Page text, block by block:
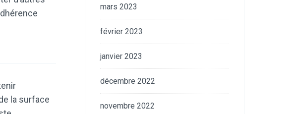
la surface
mars 2023
février 2023
janvier 2023
décembre 2022
novembre 2022